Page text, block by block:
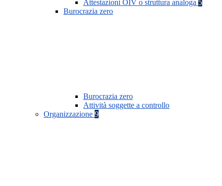
Attestazioni OIV o struttura analoga 5
Burocrazia zero
Burocrazia zero
Attività soggette a controllo
Organizzazione 9